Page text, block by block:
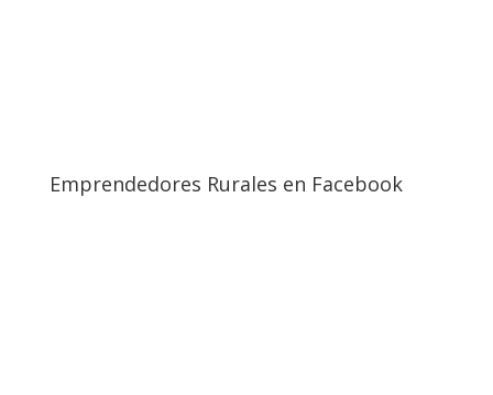
Emprendedores Rurales en Facebook